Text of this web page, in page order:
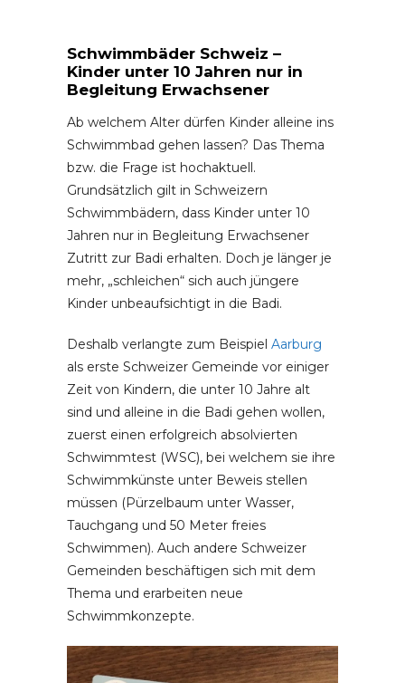
Schwimmbäder Schweiz –
Kinder unter 10 Jahren nur in
Begleitung Erwachsener
Ab welchem Alter dürfen Kinder alleine ins
Schwimmbad gehen lassen? Das Thema
bzw. die Frage ist hochaktuell.
Grundsätzlich gilt in Schweizern
Schwimmbädern, dass Kinder unter 10
Jahren nur in Begleitung Erwachsener
Zutritt zur Badi erhalten. Doch je länger je
mehr, „schleichen“ sich auch jüngere
Kinder unbeaufsichtigt in die Badi.
Deshalb verlangte zum Beispiel Aarburg
als erste Schweizer Gemeinde vor einiger
Zeit von Kindern, die unter 10 Jahre alt
sind und alleine in die Badi gehen wollen,
zuerst einen erfolgreich absolvierten
Schwimmtest (WSC), bei welchem sie ihre
Schwimmkünste unter Beweis stellen
müssen (Pürzelbaum unter Wasser,
Tauchgang und 50 Meter freies
Schwimmen). Auch andere Schweizer
Gemeinden beschäftigen sich mit dem
Thema und erarbeiten neue
Schwimmkonzepte.